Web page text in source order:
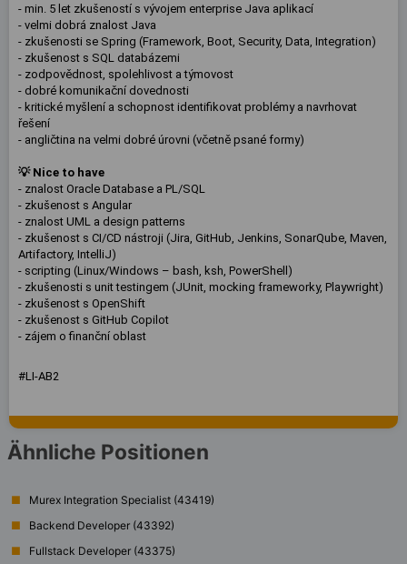
- min. 5 let zkušeností s vývojem enterprise Java aplikací
- velmi dobrá znalost Java
- zkušenosti se Spring (Framework, Boot, Security, Data, Integration)
- zkušenost s SQL databázemi
- zodpovědnost, spolehlivost a týmovost
- dobré komunikační dovednosti
- kritické myšlení a schopnost identifikovat problémy a navrhovat
řešení
- angličtina na velmi dobré úrovni (včetně psané formy)
💡 Nice to have
- znalost Oracle Database a PL/SQL
- zkušenost s Angular
- znalost UML a design patterns
- zkušenost s CI/CD nástroji (Jira, GitHub, Jenkins, SonarQube, Maven,
Artifactory, IntelliJ)
- scripting (Linux/Windows – bash, ksh, PowerShell)
- zkušenosti s unit testingem (JUnit, mocking frameworky, Playwright)
- zkušenost s OpenShift
- zkušenost s GitHub Copilot
- zájem o finanční oblast
#LI-AB2
Ähnliche Positionen
Murex Integration Specialist (43419)
Backend Developer (43392)
Fullstack Developer (43375)